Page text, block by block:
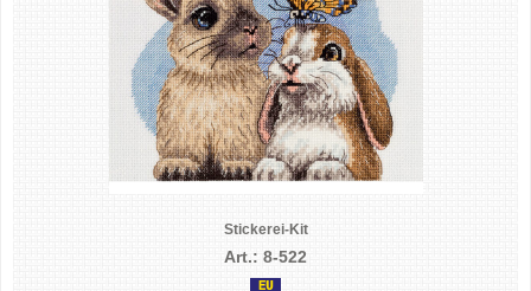
Stickerei-Kit
Art.: 8-522